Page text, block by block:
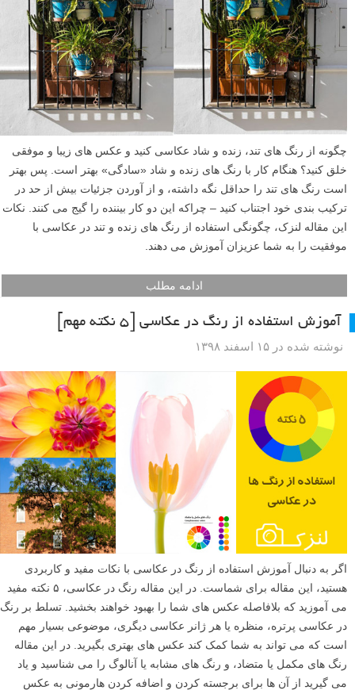
چگونه از رنگ های تند، زنده و شاد عکاسی کنید و عکس های زیبا و موفقی
خلق کنید؟ هنگام کار با رنگ های زنده و شاد «سادگی» بهتر است. پس بهتر
است رنگ های تند را حداقل نگه داشته، و از آوردن جزئیات بیش از حد در
ترکیب بندی خود اجتناب کنید – چراکه این دو کار بیننده را گیج می کنند. نکات
این مقاله لنزک، چگونگی استفاده از رنگ های زنده و تند در عکاسی با
موفقیت را به شما عزیزان آموزش می دهند.
ادامه مطلب
آموزش استفاده از رنگ در عکاسی [۵ نکته مهم]
نوشته شده در ۱۵ اسفند ۱۳۹۸
اگر به دنبال آموزش استفاده از رنگ در عکاسی با نکات مفید و کاربردی
هستید، این مقاله برای شماست. در این مقاله رنگ در عکاسی، ۵ نکته مفید
می آموزید که بلافاصله عکس های شما را بهبود خواهند بخشید. تسلط بر رنگ
در عکاسی پرتره، منظره یا هر ژانر عکاسی دیگری، موضوعی بسیار مهم
است که می تواند به شما کمک کند عکس های بهتری بگیرید. در این مقاله
رنگ های مکمل یا متضاد، و رنگ های مشابه یا آنالوگ را می شناسید و یاد
می گیرید از آن ها برای برجسته کردن و اضافه کردن هارمونی به عکس